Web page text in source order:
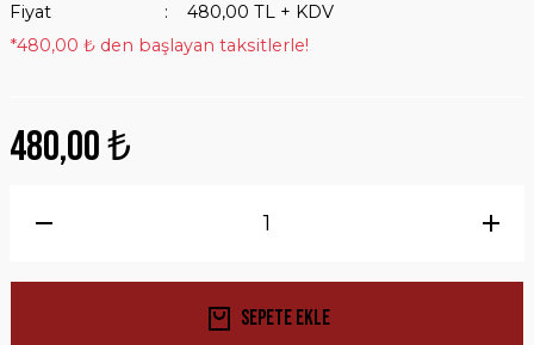
Fiyat
480,00 TL + KDV
*480,00 ₺ den başlayan taksitlerle!
480,00 ₺
Sepete Ekle